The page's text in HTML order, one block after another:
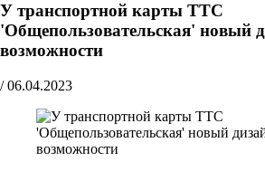
У транспортной карты ТТС
'Общепользовательская' новый
возможности
/ 06.04.2023